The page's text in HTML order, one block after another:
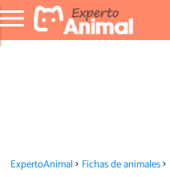
ExpertoAnimal Fichas de animales